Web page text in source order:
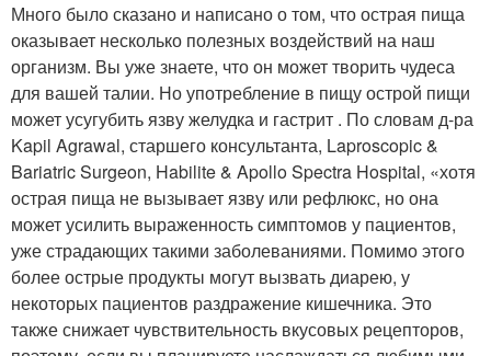
Много было сказано и написано о том, что острая пища
оказывает несколько полезных воздействий на наш
организм. Вы уже знаете, что он может творить чудеса
для вашей талии. Но употребление в пищу острой пищи
может усугубить язву желудка и гастрит . По словам д-ра
Kapil Agrawal, старшего консультанта, Laproscopic &
Bariatric Surgeon, Habilite & Apollo Spectra Hospital, «хотя
острая пища не вызывает язву или рефлюкс, но она
может усилить выраженность симптомов у пациентов,
уже страдающих такими заболеваниями. Помимо этого
более острые продукты могут вызвать диарею, у
некоторых пациентов раздражение кишечника. Это
также снижает чувствительность вкусовых рецепторов,